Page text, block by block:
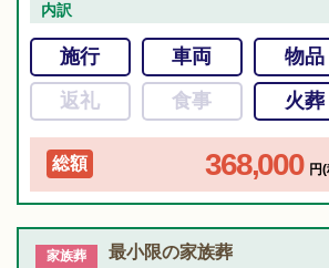
内訳
施行 車両 物品
返礼
食事 火葬
総額 368,000 円
家族葬 最小限の家族葬